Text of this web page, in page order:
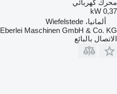
محرك كهربائي
0,37 kW
ألمانيا، Wiefelstede
Eberlei Maschinen GmbH & Co. KG
الاتصال بالبائع